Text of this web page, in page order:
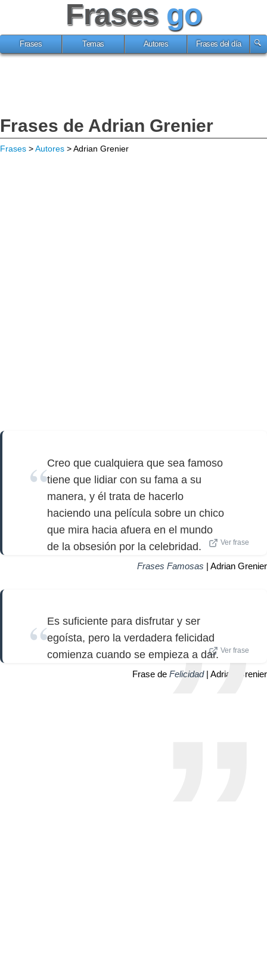
Frases go
Frases Temas Autores Frases del día
Frases de Adrian Grenier
Frases >Autores > Adrian Grenier
Creo que cualquiera que sea famoso
tiene que lidiar con su fama a su
manera, y él trata de hacerlo
haciendo una película sobre un chico
que mira hacia afuera en el mundo
de la obsesión por la celebridad.
Ver frase
Frases Famosas | Adrian Grenier
Es suficiente para disfrutar y ser
egoísta, pero la verdadera felicidad
comienza cuando se empieza a dar. Ver frase
Frase de Felicidad| Adrian Grenier